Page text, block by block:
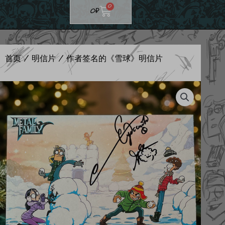
0₽ 0
Cart
首页/ 明信片/ 作者签名的《雪球》明信片